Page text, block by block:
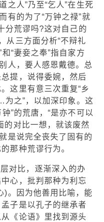
之人”乃至“乞人”在生死
有的为了“万钟之禄”就
分荒谬吗?这对自己的
从三方面分析“不辩礼
“妻妾之奉”指自家方
人，要人感恩戴德。总
提，说得委婉，然后
这里有意三次重复“乡
之”，以加深印象。这
”的荒唐，“是亦不可以
的对比一想，就该废然
是说完全丧失了固有的
那种荒谬行为。
对比，逐渐深入的办
心，批判那种为利忘
)。因为他善用比喻，能
子是以孔子的继承者
《论语》里找到源头